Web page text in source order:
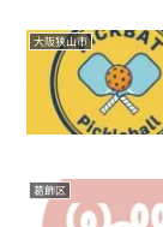
大阪狭山市
葛飾区